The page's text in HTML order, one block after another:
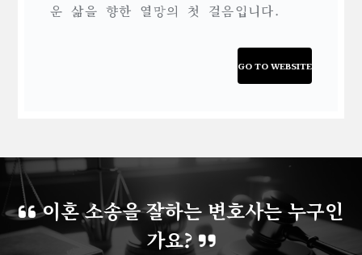
운 삶을 향한 열망의 첫 걸음입니다.
GO TO WEBSITE
이혼 소송을 잘하는 변호사는 누구인
가요?